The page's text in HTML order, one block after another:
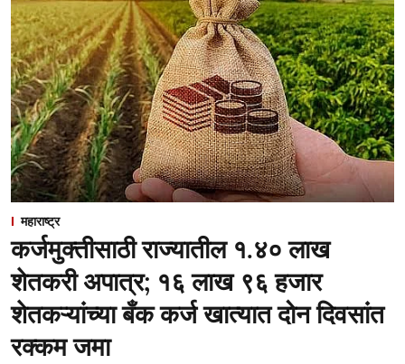
महाराष्ट्र
कर्जमुक्तीसाठी राज्यातील १.४० लाख
शेतकरी अपात्र; १६ लाख ९६ हजार
शेतकऱ्यांच्या बँक कर्ज खात्यात दोन दिवसांत
रक्कम जमा